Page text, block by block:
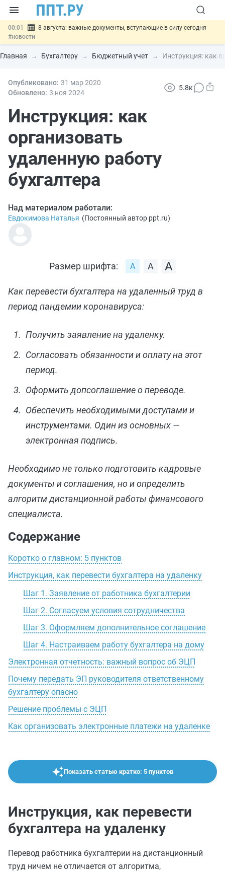
00:01
8 августа: важные документы, вступающие в силу сегодня
#новости
07.08 Подписан закон о блокировке продажи опасных товаров через
«Честный знак»#новости
07.08 Госпошлину за устранение ошибок в документах предлагают
отменить#новости
отношений
Главная Бухгалтеру Бюджетный учет Инструкция: как
Опубликовано: 31 мар 2020
Обновлено: 3 ноя 2024
5.8к
Инструкция: как
организовать
удаленную работу
бухгалтера
Над материалом работали:
Евдокимова Наталья (Постоянный автор ppt.ru)
Размер шрифта:
Как перевести бухгалтера на удаленный труд в
период пандемии коронавируса:
Получить заявление на удаленку.
Согласовать обязанности и оплату на этот
период.
Оформить допсоглашение о переводе.
Обеспечить необходимыми доступами и
инструментами. Один из основных —
электронная подпись.
Необходимо не только подготовить кадровые
документы и соглашения, но и определить
алгоритм дистанционной работы финансового
специалиста.
Содержание
Коротко о главном: 5 пунктов
Инструкция, как перевести бухгалтера на удаленку
Шаг 1. Заявление от работника бухгалтерии
Шаг 2. Согласуем условия сотрудничества
Шаг 3. Оформляем дополнительное соглашение
Шаг 4. Настраиваем работу бухгалтера на дому
Электронная отчетность: важный вопрос об ЭЦП
Почему передать ЭП руководителя ответственному
бухгалтеру опасно
Решение проблемы с ЭЦП
Как организовать электронные платежи на удаленке
Показать статью кратко: 5 пунктов
Инструкция, как перевести
бухгалтера на удаленку
Перевод работника бухгалтерии на дистанционный
труд ничем не отличается от алгоритма,